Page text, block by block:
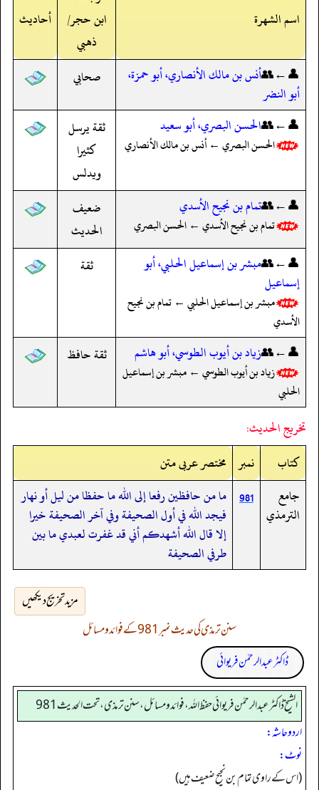
اسم الشهرة
ابن حجر/
ذهبي
أحاديث
👤←👥أنس بن مالك الأنصاري، أبو حمزة،
أبو النضر
صحابي
👤←👥الحسن البصري، أبو سعيد
الحسن البصري ← أنس بن مالك الأنصاري
ثقة يرسل
كثيرا
ويدلس
👤←👥تمام بن نجيح الأسدي
تمام بن نجيح الأسدي ← الحسن البصري
ضعيف
الحديث
👤←👥مبشر بن إسماعيل الحلبي، أبو
إسماعيل
مبشر بن إسماعيل الحلبي ← تمام بن نجيح
الأسدي
ثقة
👤←👥زياد بن أيوب الطوسي، أبو هاشم
زياد بن أيوب الطوسي ← مبشر بن إسماعيل
الحلبي
ثقة حافظ
تخريج الحديث:
کتاب
نمبر مختصر عربی متن
جامع
الترمذي
981 ما من حافظين رفعا إلى الله ما حفظا من ليل أو نهار
فيجد الله في أول الصحيفة وفي آخر الصحيفة خيرا
إلا قال الله أشهدكم أني قد غفرت لعبدي ما بين
طرفي الصحيفة
مزید تخریج دیکھیں
سنن ترمذی کی حدیث نمبر 981 کے فوائد و مسائل
ڈاکٹر عبدالرحمٰن فریوائی
الشیخ ڈاکٹر عبد الرحمٰن فریوائی حفظ اللہ، فوائد و مسائل، سنن ترمذی، تحت الحديث 981
اردو حاشہ:
نوٹ:
(اس کے راوی تمام بن نجیح ضعیف ہیں)